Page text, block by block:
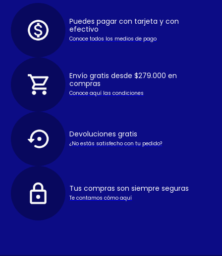
Puedes pagar con tarjeta y con
efectivo
Conoce todos los medios de pago
Envío gratis desde $279.000 en
compras
Conoce aquí las condiciones
Devoluciones gratis
¿No estás satisfecho con tu pedido?
Tus compras son siempre seguras
Te contamos cómo aquí